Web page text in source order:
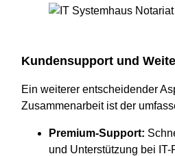
Kundensupport und
Ein weiterer entscheidender
Zusammenarbeit ist der
Premium-Support:
und Unterstützung bei